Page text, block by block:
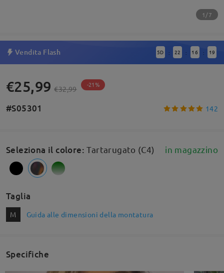
1/7
Vendita Flash 5D : 22 : 16 : 18
€25,99 €32,99 -21%
#S05301 142
Seleziona il colore:Tartarugato (C4) in magazzino
Taglia
M Guida alle dimensioni della montatura
Specifiche